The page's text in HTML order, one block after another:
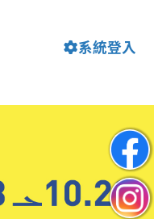
系統登入